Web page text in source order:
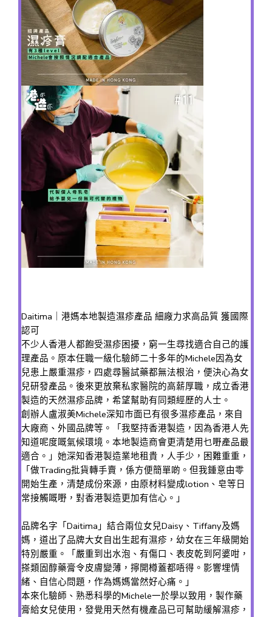
Daitima｜港媽本地製造濕疹產品 細廠力求高品質 獲國際
認可
不少人香港人都飽受濕疹困擾，窮一生尋找適合自己的護
理產品。原本任職一級化驗師二十多年的Michele因為女
兒患上嚴重濕疹，四處尋醫試藥都無法根治，便決心為女
兒研發產品。後來更放棄私家醫院的高薪厚職，成立香港
製造的天然濕疹品牌，希望幫助有同類經歷的人士。
創辦人盧淑美Michele深知市面已有很多濕疹產品，來自
大廠商、外國品牌等。「我堅持香港製造，因為香港人先
知道呢度嘅氣候環境。本地製造商會更清楚用乜嘢產品最
適合。」她深知香港製造業地租貴，人手少，困難重重，
「做Trading批貨轉手賣，係方便簡單啲。但我鍾意由零
開始生產，清楚成份來源，由原材料變成lotion、皂等日
常接觸嘅嘢，對香港製造更加有信心。」
品牌名字「Daitima」結合兩位女兒Daisy、Tiffany及媽
媽，道出了品牌大女自出生起有濕疹，幼女在三年級開始
特別嚴重。「嚴重到出水泡、有傷口、表皮乾到阿婆咁，
搽類固醇藥膏令皮膚變薄，擰開樽蓋都唔得。影響埋情
緒、自信心問題，作為媽媽當然好心痛。」
本來化驗師、熟悉科學的Michele一於學以致用，製作藥
膏給女兒使用，發覺用天然有機產品已可幫助緩解濕疹，